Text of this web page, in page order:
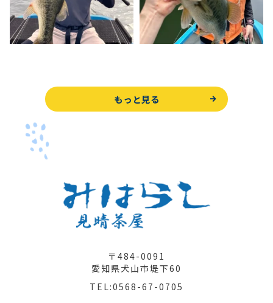
もっと見る
〒484-0091
愛知県犬山市堤下60
TEL:0568-67-0705